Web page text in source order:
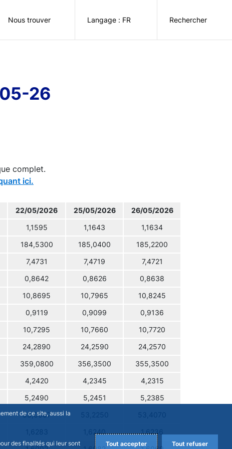
de ce site, aussi la
des finalités qui leur sont
Tout accepter Tout refuser
Nous trouver Langage : FR Rechercher
26
complet.
ici.
22/05/2026 25/05/2026 26/05/2026
1,1595 1,1643 1,1634
184,5300 185,0400 185,2200
7,4731 7,4719 7,4721
0,8642 0,8626 0,8638
10,8695 10,7965 10,8245
0,9119 0,9099 0,9136
10,7295 10,7660 10,7720
24,2890 24,2590 24,2570
359,0800 356,3500 355,3500
4,2420 4,2345 4,2315
5,2490 5,2451 5,2385
53,0067
1,6240 1,6236